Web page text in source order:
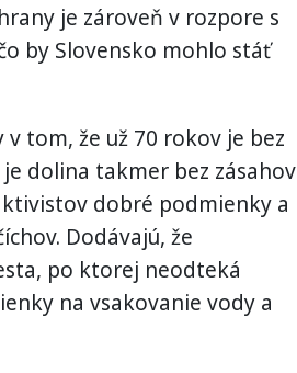
je zároveň v rozpore s
by Slovensko mohlo stáť
tom, že už 70 rokov je bez
dolina takmer bez zásahov
dobré podmienky a
Dodávajú, že
po ktorej neodteká
na vsakovanie vody a